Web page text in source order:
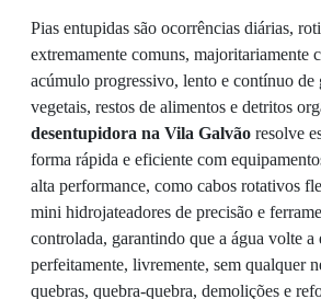
Pias entupidas são ocorrências diárias,
extremamente comuns, majoritariamente
acúmulo progressivo, lento e contínuo de
vegetais, restos de alimentos e detritos
desentupidora na Vila Galvão resolve
forma rápida e eficiente com
alta performance, como cabos rotativos
mini hidrojateadores de precisão e
controlada, garantindo que a água volte a
perfeitamente, livremente, sem qualquer
quebras, quebra-quebra, demolições e